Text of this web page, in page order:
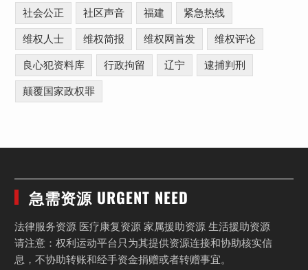
社会公正 社区声音 福建 紧急热线
维权人士 维权简报 维权网首发 维权评论
良心犯资料库 行政拘留 辽宁 逮捕判刑
颠覆国家政权罪
急需资源 URGENT NEED
法律服务资源 医疗康复资源 家属援助资源 生活援助资源
请注意：权利运动平台只为其提供资源连接和协助核实信
息，不协助转账和经手资金捐赠或者转赠事宜。